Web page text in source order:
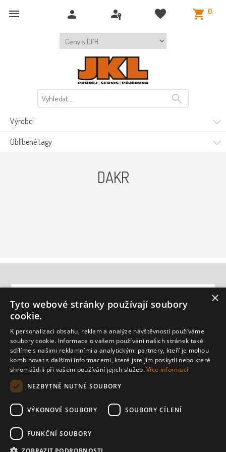
0
Výrobci
Oblíbené tagy
DAKR
ZÁKAZNICKÁ PODPORA
MŮJ ÚČET
NEWSLETTER
ODESLAT
×
Tyto webové stránky používají soubory
cookie.
K personalizaci obsahu, reklam a analýze návštěvnosti používáme
soubory cookie. Informace o vašem používání našich stránek také
sdílíme s našimi reklamními a analytickými partnery, kteří je mohou
kombinovat s dalšími informacemi, které jste jim poskytli nebo které
shromáždili při vašem používání jejich služeb.Více informací
NEZBYTNĚ NUTNÉ SOUBORY
VÝKONOVÉ SOUBORY SOUBORY CÍLENÍ
FUNKČNÍ SOUBORY